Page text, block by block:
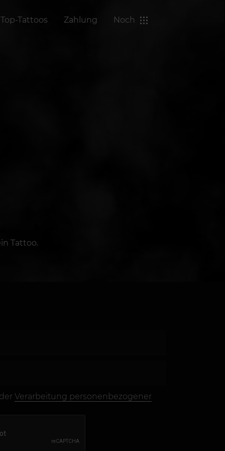
Top-Tattoos Zahlung Noch
Tattoo.
Verarbeitung personenbezogener